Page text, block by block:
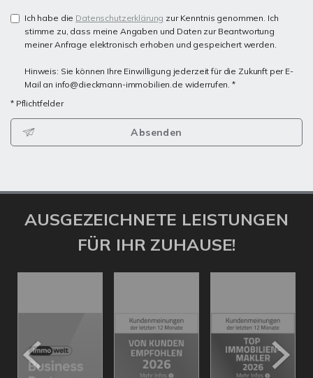
Ich habe die Datenschutzerklärung zur Kenntnis genommen. Ich
stimme zu, dass meine Angaben und Daten zur Beantwortung
meiner Anfrage elektronisch erhoben und gespeichert werden.
Hinweis: Sie können Ihre Einwilligung jederzeit für die Zukunft per E-
Mail an info@dieckmann-immobilien.de widerrufen. *
* Pflichtfelder
Absenden
AUSGEZEICHNETE LEISTUNGEN
FÜR IHR ZUHAUSE!